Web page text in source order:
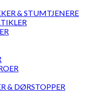
& STUMTJENERE
& DØRSTOPPER